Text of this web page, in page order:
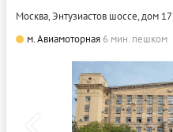
Москва, Энтузиастов шоссе, дом 17
м. Авиамоторная 6 мин. пешком